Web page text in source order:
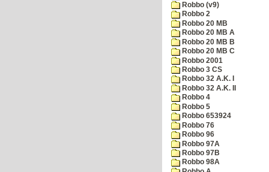
Robbo (v9)
Robbo 2
Robbo 20 MB
Robbo 20 MB A
Robbo 20 MB B
Robbo 20 MB C
Robbo 2001
Robbo 3 CS
Robbo 32 A.K. I
Robbo 32 A.K. II
Robbo 4
Robbo 5
Robbo 653924
Robbo 76
Robbo 96
Robbo 97A
Robbo 97B
Robbo 98A